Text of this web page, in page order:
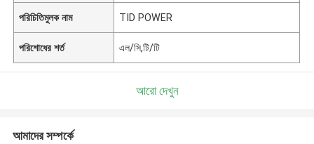
পরিচিতিমুলক নাম TID POWER
পরিশোধের শর্ত এল/সি,টি/টি
আরো দেখুন
আমাদের সম্পর্কে